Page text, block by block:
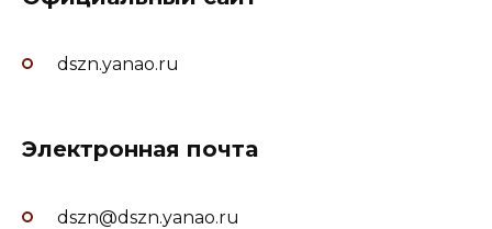
dszn.yanao.ru
Электронная почта
dszn@dszn.yanao.ru